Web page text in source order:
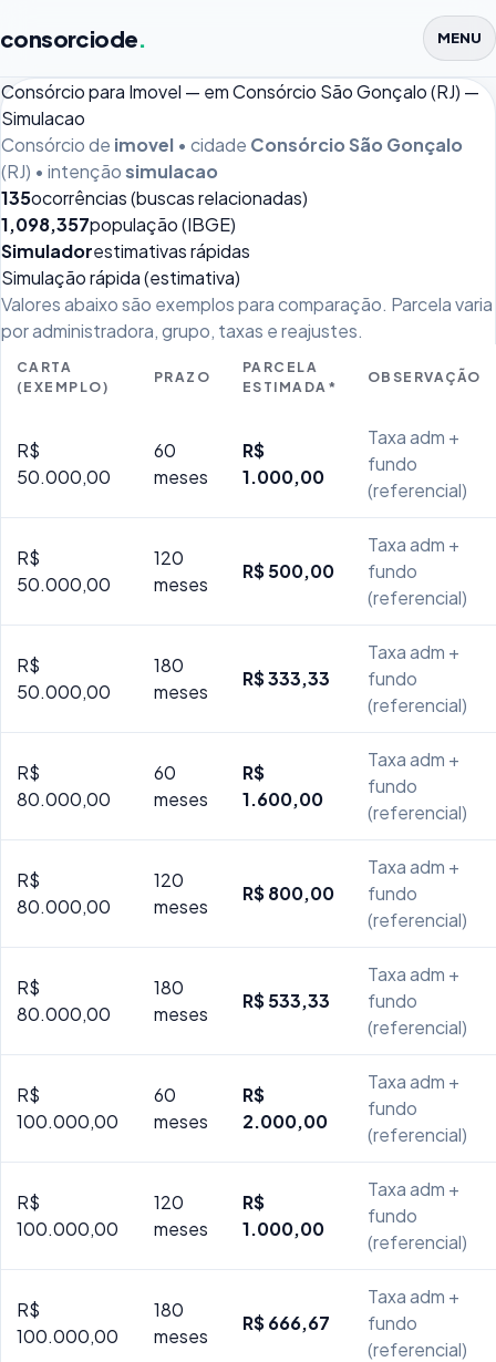
consorciode. MENU
Consórcio para Imovel — em Consórcio São Gonçalo (RJ) —
Simulacao
Consórcio de imovel • cidade Consórcio São Gonçalo
(RJ) • intençãosimulacao
135ocorrências (buscas relacionadas)
1,098,357população (IBGE)
Simuladorestimativas rápidas
Simulação rápida (estimativa)
Valores abaixo são exemplos para comparação. Parcela varia
por administradora, grupo, taxas e reajustes.
CARTA
(EXEMPLO)
PRAZO
PARCELA
ESTIMADA*
OBSERVAÇÃO
R$
50.000,00
60
meses
R$
1.000,00
Taxa adm +
fundo
(referencial)
R$
50.000,00
120
meses
R$ 500,00
Taxa adm +
fundo
(referencial)
R$
50.000,00
180
meses
R$ 333,33
Taxa adm +
fundo
(referencial)
R$
80.000,00
60
meses
R$
1.600,00
Taxa adm +
fundo
(referencial)
R$
80.000,00
120
meses
R$ 800,00
Taxa adm +
fundo
(referencial)
R$
80.000,00
180
meses
R$ 533,33
Taxa adm +
fundo
(referencial)
R$
100.000,00
60
meses
R$
2.000,00
Taxa adm +
fundo
(referencial)
R$
100.000,00
120
meses
R$
1.000,00
Taxa adm +
fundo
(referencial)
R$
100.000,00
180
meses
R$ 666,67
Taxa adm +
fundo
(referencial)